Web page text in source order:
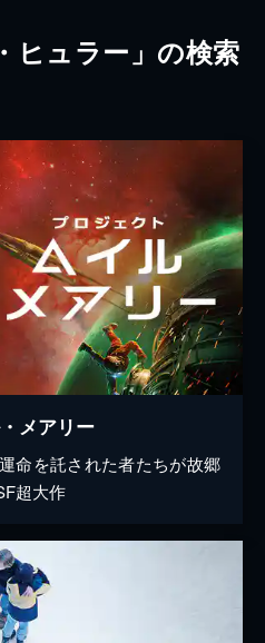
ヒュラー」の検索
メアリー
命を託された者たちが故郷
超大作